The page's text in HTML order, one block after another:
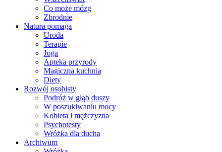
Co może mózg
Zbrodnie
Natura pomaga
Uroda
Terapie
Joga
Apteka przyrody
Magiczna kuchnia
Diety
Rozwój osobisty
Podróż w głąb duszy
W poszukiwaniu mocy
Kobieta i mężczyzna
Psychotesty
Wróżka dla ducha
Archiwum